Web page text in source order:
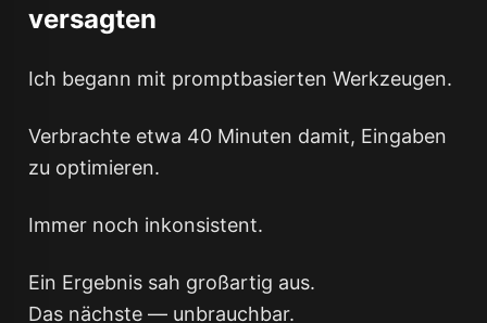
versagten
Ich begann mit promptbasierten Werkzeugen.
Verbrachte etwa 40 Minuten damit, Eingaben
zu optimieren.
Immer noch inkonsistent.
Ein Ergebnis sah großartig aus.
Das nächste — unbrauchbar.